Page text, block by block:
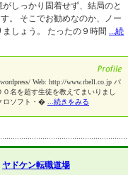
しっかり固着せず、結局のと
。 そこでお勧めなのか、ノー
しょう。 たったの９時間 ...続
Web: http://www.rbell.co.jp パ
名を超す生徒を教えてまいりまし
ロソフト・�
...続きをみる
ヤドケン転職道場